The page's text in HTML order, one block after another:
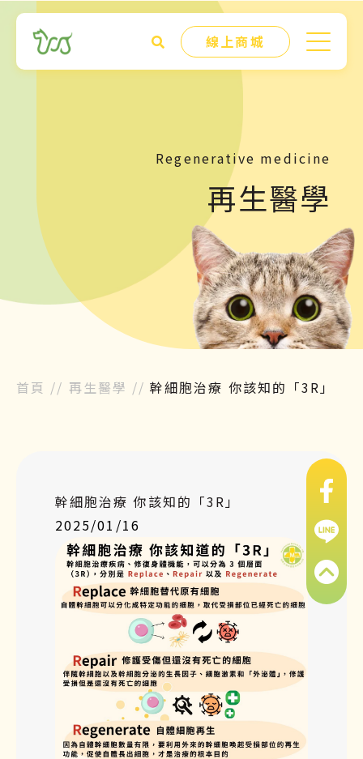
線上商城
Regenerative medicine
再生醫學
首頁 // 再生醫學 //幹細胞治療 你該知的「3R」
幹細胞治療 你該知的「3R」
2025/01/16